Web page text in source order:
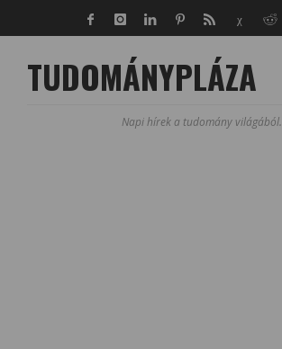
TUDOMÁNYPLÁZA
Napi hírek a tudomány világából.